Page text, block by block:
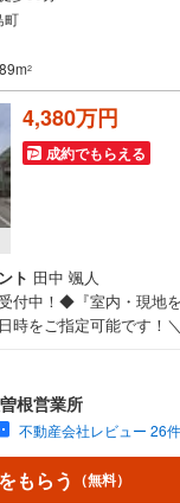
町
2
4,380万円
成約でもらえる
ト 田中 颯人
付中！◆『室内・現地
時をご指定可能です！
接のご売却依頼を数多
す。ネット上で分かる
せいただいたお客様に
案致します。＼平日の
にご内覧・契約など平日
ービスをご用意してい
根営業所
不動産会社レビュー 26件
もらう （無料）